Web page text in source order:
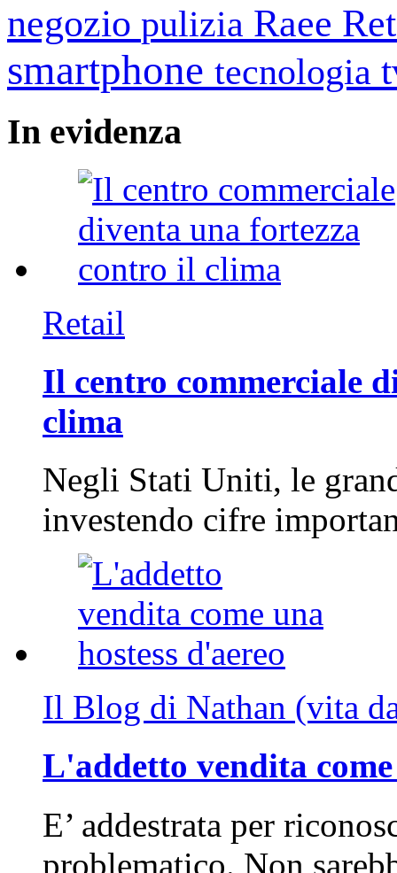
negozio pulizia Raee
smartphone tecnologia
In evidenza
Retail
Il centro commerciale
clima
Negli Stati Uniti, le
investendo cifre
Il Blog di Nathan (vita
L'addetto vendita
E’ addestrata per
problematico. Non